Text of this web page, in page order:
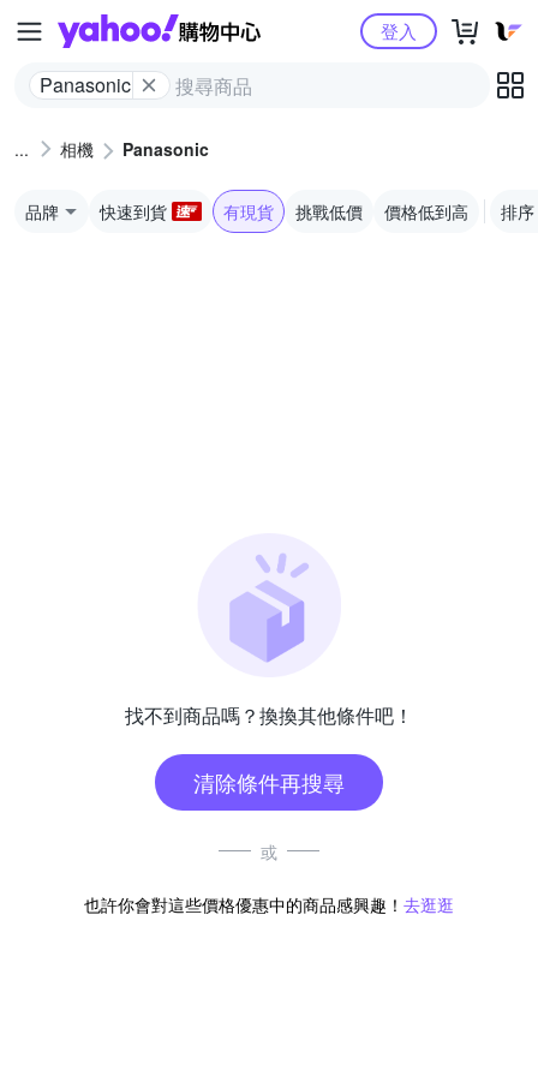
Yahoo購物中心
Panasonic
登入
相機 Panasonic
品牌 快速到貨 有現貨 挑戰低價 價格低到高 排序
找不到商品嗎？換換其他條件吧！
清除條件再搜尋
或
也許你會對這些價格優惠中的商品感興趣！ 去逛逛